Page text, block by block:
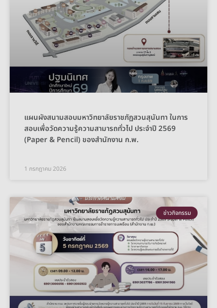
แผนผังสนามสอบมหาวิทยาลัยราชภัฏสวนสุนันทา ในการ
สอบเพื่อวัดความรู้ความสามารถทั่วไป ประจำปี 2569
(Paper & Pencil) ของสำนักงาน ก.พ.
1 กรกฎาคม 2026
ข่าวกิจกรรม